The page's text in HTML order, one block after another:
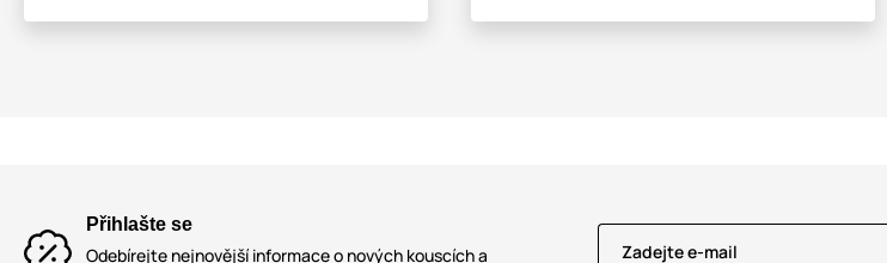
Přihlašte se
Odebírejte nejnovější informace o nových kouscích a
Zadejte e-mail